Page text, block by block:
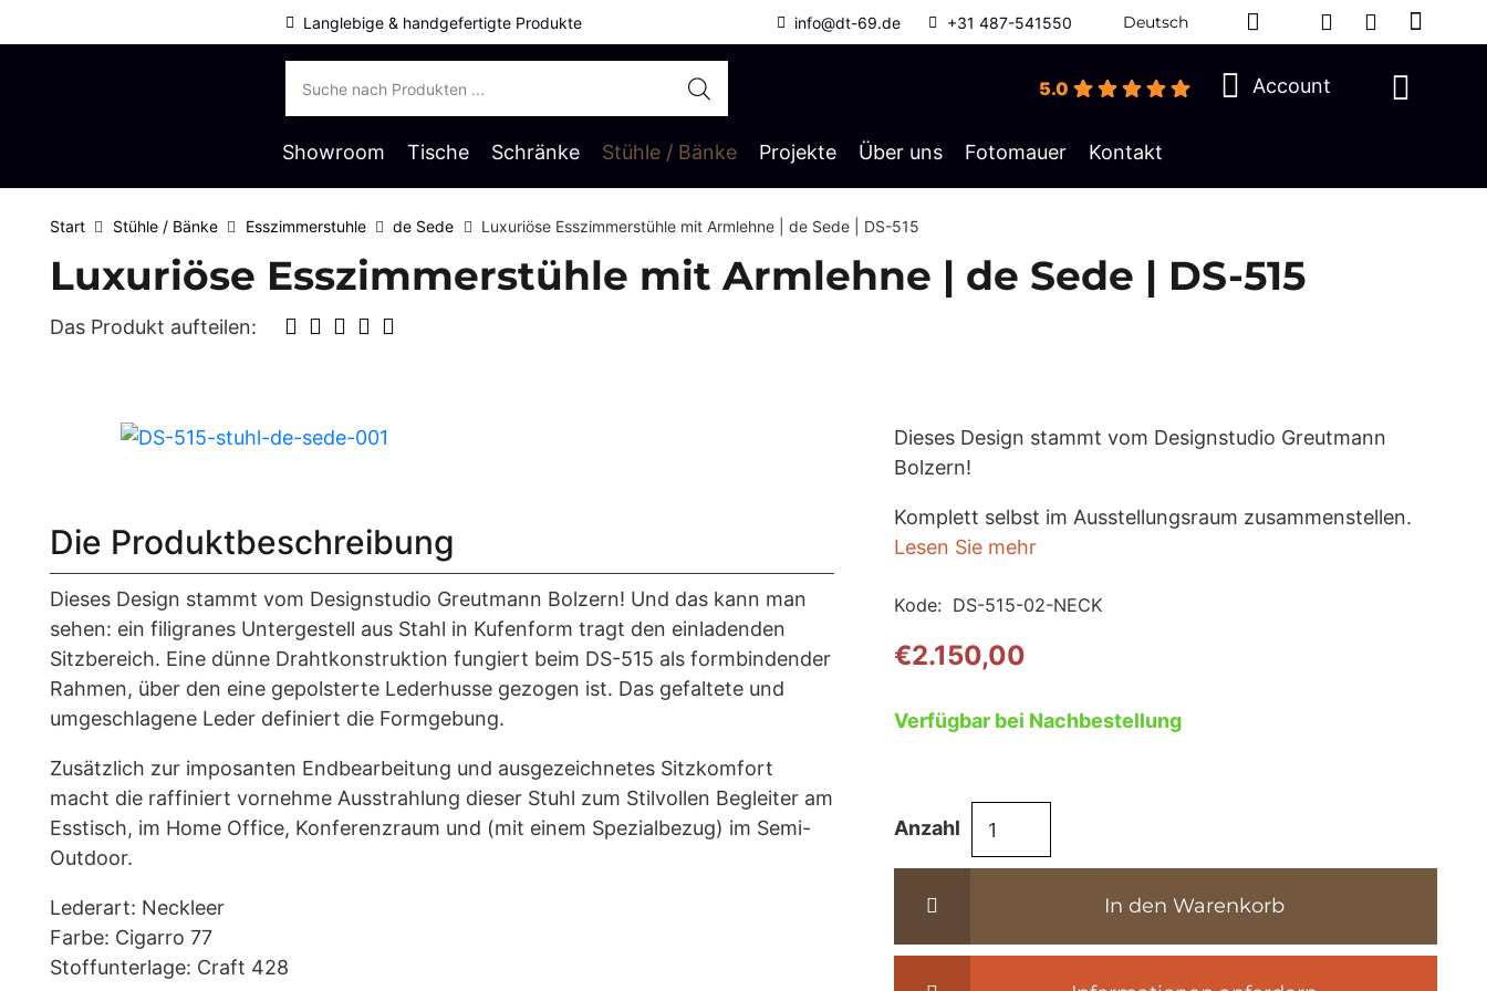
Langlebige & handgefertigte Produkte info@dt-69.de +31 487-541550 Deutsch
search
5.0 Account
Showroom Tische Schränke Stühle / Bänke Projekte Über uns Fotomauer Kontakt
Start Stühle / Bänke Esszimmerstuhle de Sede Luxuriöse Esszimmerstühle mit Armlehne | de Sede | DS-515
Luxuriöse Esszimmerstühle mit Armlehne | de Sede | DS-515
Das Produkt aufteilen:
Die Produktbeschreibung
Dieses Design stammt vom Designstudio Greutmann Bolzern! Und das kann man
sehen: ein filigranes Untergestell aus Stahl in Kufenform tragt den einladenden
Sitzbereich. Eine dünne Drahtkonstruktion fungiert beim DS-515 als formbindender
Rahmen, über den eine gepolsterte Lederhusse gezogen ist. Das gefaltete und
umgeschlagene Leder definiert die Formgebung.
Zusätzlich zur imposanten Endbearbeitung und ausgezeichnetes Sitzkomfort
macht die raffiniert vornehme Ausstrahlung dieser Stuhl zum Stilvollen Begleiter am
Esstisch, im Home Office, Konferenzraum und (mit einem Spezialbezug) im Semi-
Outdoor.
Lederart: Neckleer
Farbe: Cigarro 77
Stoffunterlage: Craft 428
Dieses Design stammt vom Designstudio Greutmann
Bolzern!
Komplett selbst im Ausstellungsraum zusammenstellen.
Lesen Sie mehr
Kode: DS-515-02-NECK
€2.150,00
Verfügbar bei Nachbestellung
Anzahl
Esszimmerstühle
mit
In den Warenkorb